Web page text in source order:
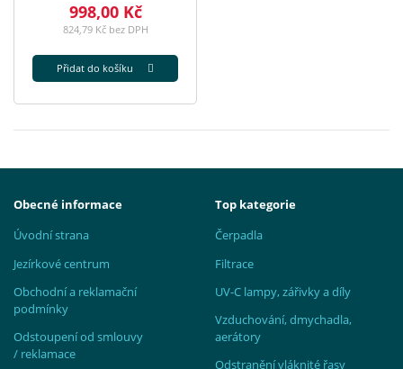
998,00 Kč
824,79 Kč bez DPH
Přidat do košíku
Obecné informace
Úvodní strana
Jezírkové centrum
Obchodní a reklamační
podmínky
Odstoupení od smlouvy
/ reklamace
Top kategorie
Čerpadla
Filtrace
UV-C lampy, zářivky a díly
Vzduchování, dmychadla,
aerátory
Odstranění vláknité řasy